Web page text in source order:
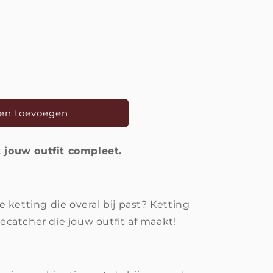
toevoegen
jouw outfit compleet.
ketting die overal bij past? Ketting
die jouw outfit af maakt!